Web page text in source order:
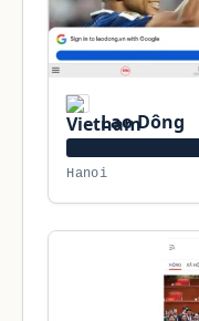
Lao Dông
Hanoi